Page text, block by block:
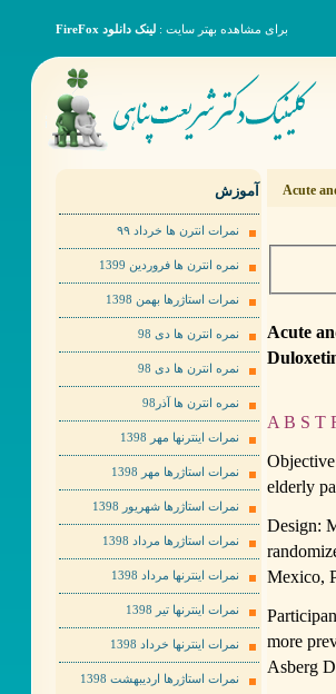
برای مشاهده بهتر سایت : لینک دانلود FireFox
Acute
Acute
A B S T
elderly
Design:
Mexico,
more
Asberg
آموزش
نمرات انترن ها خرداد ٩٩
نمره انترن ها فروردین 1399
نمرات استاژرها بهمن 1398
نمره انترن ها دی 98
نمره انترن ها دی 98
نمره انترن ها آذر98
نمرات اینترنها مهر 1398
نمرات استاژرها مهر 1398
نمرات استاژرها شهریور 1398
نمرات استاژرها مرداد 1398
نمرات اینترنها مرداد 1398
نمرات اینترنها تیر 1398
نمرات اینترنها خرداد 1398
نمرات استاژرها اردیبهشت 1398